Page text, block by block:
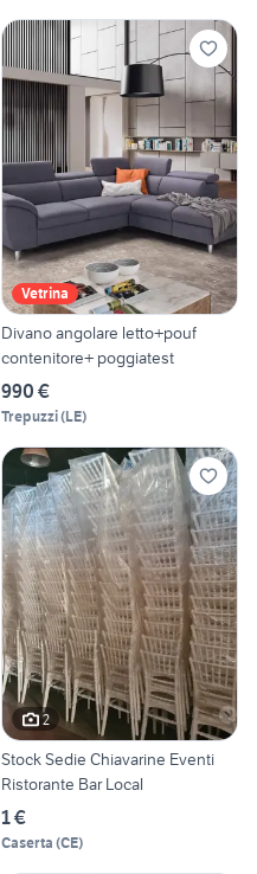
Vetrina
Divano angolare letto+pouf
contenitore+ poggiatest
990 €
Trepuzzi(LE)
2
Stock Sedie Chiavarine Eventi
Ristorante Bar Local
1 €
Caserta (CE)